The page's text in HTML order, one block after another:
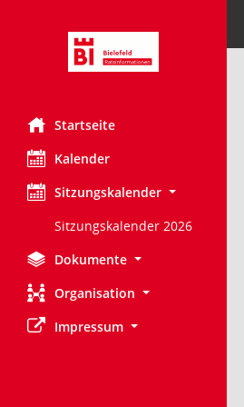
Startseite
Kalender
Sitzungskalender
Sitzungskalender 2026
Dokumente
Organisation
Impressum